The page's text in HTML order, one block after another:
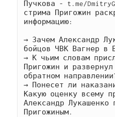
Пучкова - t.me/
стрима Пригожин
информацию:
→ Зачем Александр
бойцов ЧВК Вагнер в
→ К чьим словам
Пригожин и
обратном
→ Понесет ли
Какую оценку всему
Александр Лукашенко
Пригожиным.